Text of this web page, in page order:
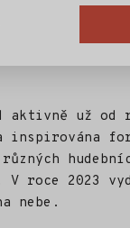
aktivně už od
roce 2023
nebe.